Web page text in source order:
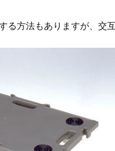
る方法もありますが、交